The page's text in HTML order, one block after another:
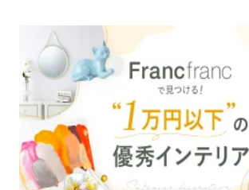
性別タイプ ユニセックス
原産国 中国
素材
＜パイル＞:ポリエステル100%
＜裏面＞:不織布（滑り止加工）
＜中材＞:ウレタンフォーム
サイズ フリー